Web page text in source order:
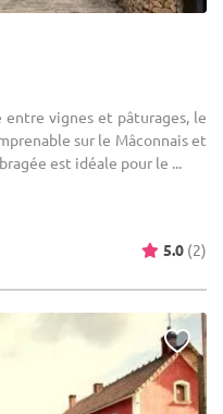
entre vignes et pâturages, le
sur le Mâconnais et
est idéale pour le ...
5.0 (2)